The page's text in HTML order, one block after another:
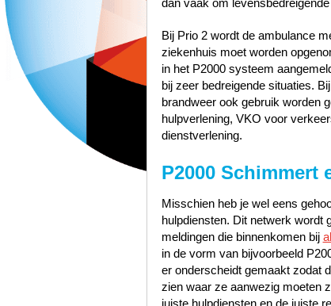
dan vaak om
Bij Prio 2 wordt de ambulance
ziekenhuis moet worden
in het P2000 systeem
bij zeer bedreigende situaties.
brandweer ook gebruik worden
hulpverlening, VKO voor
dienstverlening.
P2000 Schimmert
Misschien heb je wel eens
hulpdiensten. Dit netwerk wordt
meldingen die binnenkomen bij
in de vorm van bijvoorbeeld
er onderscheidt gemaakt zodat
zien waar ze aanwezig moeten